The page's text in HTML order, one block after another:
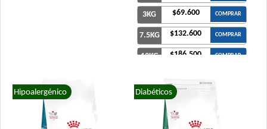
3KG $69.600 COMPRAR
7.5KG $132.600 COMPRAR
12KG $186.500 COMPRAR
Hipoalergénico Diabéticos